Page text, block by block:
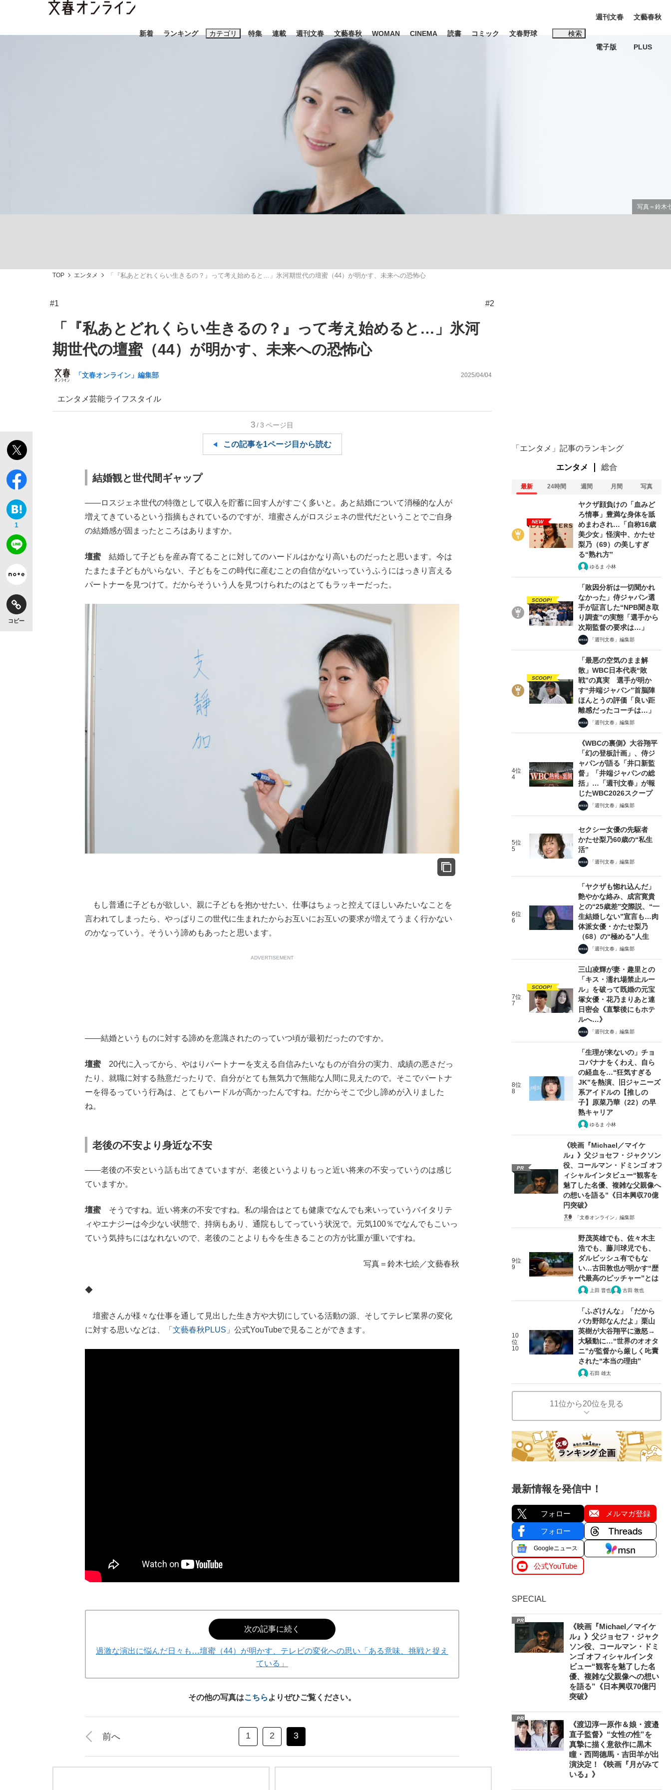
新着 ランキング カテゴリ
ライフ ビジネス
「90%は失敗する。でも…」本田圭佑が初めて明かした日本代表監督に... 「最悪の空気のまま解散」WBC日本代表“敗戦”の真実 選手が明かす...
「目標達成できなかったからと言って…」サッカー日本代表・森保一監督...
特集 連載 週刊文春 文藝春秋 WOMAN CINEMA 読書 コミック 文春野球 検索
キーワード入力
おすすめのキーワードタグ一覧
#高市早苗 #森岡毅 #城彰二
週刊文春
電子版
文藝春秋
PLUS
TOP エンタメ 「『私あとどれくらい生きるの？』って考え始めると…」氷河期世代の壇蜜（44）が明かす、未来への恐怖心
#1 #2
「『私あとどれくらい生きるの？』って考え始めると…」氷河
期世代の壇蜜（44）が明かす、未来への恐怖心
「文春オンライン」編集部 2025/04/04
エンタメ芸能ライフスタイル
1
コピー
3/3 ページ目
この記事を1ページ目から読む
結婚観と世代間ギャップ
――ロスジェネ世代の特徴として収入を貯蓄に回す人がすごく多いと。あと結婚について消極的な人が
増えてきているという指摘もされているのですが、壇蜜さんがロスジェネの世代だということでご自身
の結婚感が固まったところはありますか。
壇蜜結婚して子どもを産み育てることに対してのハードルはかなり高いものだったと思います。今は
たまたま子どもがいらない、子どもをこの時代に産むことの自信がないっていうふうにはっきり言える
パートナーを見つけて。だからそういう人を見つけられたのはとてもラッキーだった。
もし普通に子どもが欲しい、親に子どもを抱かせたい、仕事はちょっと控えてほしいみたいなことを
言われてしまったら、やっぱりこの世代に生まれたからお互いにお互いの要求が増えてうまく行かない
のかなっていう。そういう諦めもあったと思います。
ADVERTISEMENT
――結婚というものに対する諦めを意識されたのっていつ頃が最初だったのですか。
壇蜜20代に入ってから、やはりパートナーを支える自信みたいなものが自分の実力、成績の悪さだっ
たり、就職に対する熱意だったりで、自分がとても無気力で無能な人間に見えたので。そこでパートナ
ーを得るっていう行為は、とてもハードルが高かったんですね。だからそこで少し諦めが入りました
ね。
老後の不安より身近な不安
――老後の不安という話も出てきていますが、老後というよりもっと近い将来の不安っていうのは感じ
ていますか。
壇蜜そうですね。近い将来の不安ですね。私の場合はとても健康でなんでも来いっていうバイタリテ
ィやエナジーは今少ない状態で、持病もあり、通院もしてっていう状況で。元気100％でなんでもこいっ
ていう気持ちにはなれないので、老後のことよりも今を生きることの方が比重が重いですね。
写真＝鈴木七絵／文藝春秋
◆
壇蜜さんが様々な仕事を通して見出した生き方や大切にしている活動の源、そしてテレビ業界の変化
に対する思いなどは、「 文藝春秋PLUS 」公式YouTubeで見ることができます。
次の記事に続く
過激な演出に悩んだ日々も…壇蜜（44）が明かす、テレビの変化への思い「ある意味、挑戦と捉え
ている」
その他の写真はこちら よりぜひご覧ください。
前へ 1 2 3
「エンタメ」記事のランキング
エンタメ 総合
最新 24時間 週間 月間 写真
NEW
ヤクザ顔負けの「血みど
ろ情事」豊満な身体を舐
めまわされ…「自称16歳
美少女」怪演中、かたせ
梨乃（69）の美しすぎ
る“熟れ方”
ゆるま 小林
SCOOP!
「敗因分析は一切聞かれ
なかった」侍ジャパン選
手が証言した“NPB聞き取
り調査”の実態「選手から
次期監督の要求は…」
「週刊文春」編集部
SCOOP!
「最悪の空気のまま解
散」WBC日本代表“敗
戦”の真実 選手が明か
す“井端ジャパン”首脳陣
ほんとうの評価「良い距
離感だったコーチは…」
「週刊文春」編集部
4位
4
《WBCの裏側》大谷翔平
「幻の登板計画」、侍ジ
ャパンが語る「井口新監
督」「井端ジャパンの総
括」…「週刊文春」が報
じたWBC2026スクープ
「週刊文春」編集部
5位
5
セクシー女優の先駆者
かたせ梨乃60歳の“私生
活”
「週刊文春」編集部
6位
6
「ヤクザも惚れ込んだ」
艶やかな絡み、成宮寛貴
との“25歳差”交際説、“一
生結婚しない”宣言も…肉
体派女優・かたせ梨乃
（68）の“極める”人生
「週刊文春」編集部
7位
7
SCOOP!
三山凌輝が妻・趣里との
「キス・濡れ場禁止ルー
ル」を破って既婚の元宝
塚女優・花乃まりあと連
日密会《直撃後にもホテ
ルへ…》
「週刊文春」編集部
8位
8
「生理が来ないの」チョ
コバナナをくわえ、自ら
の経血を…“狂気すぎる
JK”を熱演、旧ジャニーズ
系アイドルの【推しの
子】原菜乃華（22）の早
熟キャリア
ゆるま 小林
PR
《映画『Michael／マイケ
ル』》父ジョセフ・ジャクソン
役、コールマン・ドミンゴ オフ
ィシャルインタビュー“観客を
魅了した名優、複雑な父親像へ
の想いを語る”《日本興収70億
円突破》
「文春オンライン」編集部
9位
9
野茂英雄でも、佐々木主
浩でも、藤川球児でも、
ダルビッシュ有でもな
い…古田敦也が明かす“歴
代最高のピッチャー”とは
上田 晋也 古田 敦也
10
位
10
「ふざけんな」「だから
バカ野郎なんだよ」栗山
英樹が大谷翔平に激怒→
大騒動に…“世界のオオタ
ニ”が監督から厳しく𠮟責
された“本当の理由”
石田 雄太
11位から20位を見る
最新情報を発信中！
フォロー メルマガ登録
フォロー
Googleニュース
公式YouTube
SPECIAL
PR
《映画『Michael／マイケ
ル』》父ジョセフ・ジャク
ソン役、コールマン・ドミ
ンゴ オフィシャルインタ
ビュー“観客を魅了した名
優、複雑な父親像への想い
を語る”《日本興収70億円
突破》
PR
《渡辺淳一原作＆娘・渡邉
直子監督》“女性の性”を
真摯に描く意欲作に黒木
瞳・西岡德馬・吉田羊が出
演決定！《映画『月がみて
いる』》